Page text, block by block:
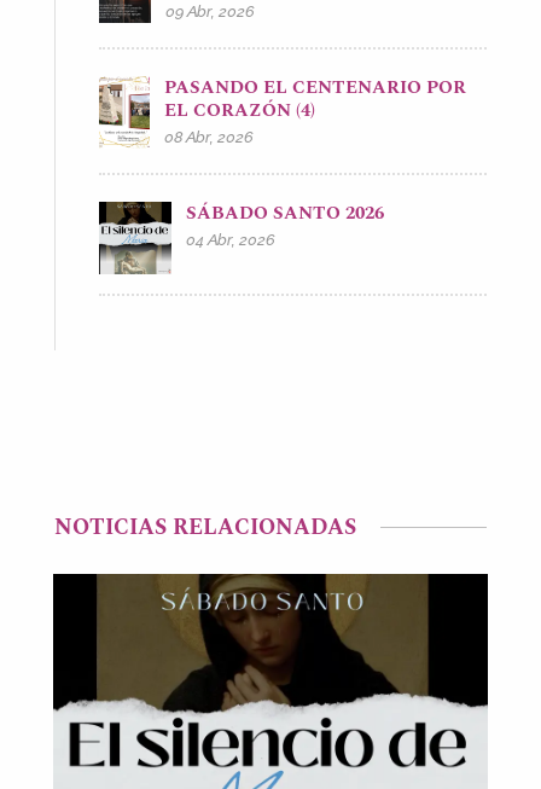
09 Abr, 2026
PASANDO EL CENTENARIO POR
EL CORAZÓN (4)
08 Abr, 2026
SÁBADO SANTO 2026
04 Abr, 2026
NOTICIAS RELACIONADAS